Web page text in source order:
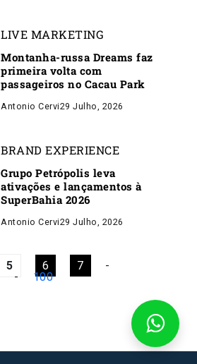
LIVE MARKETING
Montanha-russa Dreams faz
primeira volta com
passageiros no Cacau Park
Antonio Cervi29 Julho, 2026
BRAND EXPERIENCE
Grupo Petrópolis leva
ativações e lançamentos à
SuperBahia 2026
Antonio Cervi29 Julho, 2026
5 6 7
-
- 100